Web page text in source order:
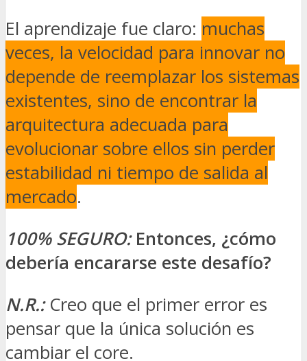
El aprendizaje fue claro: muchas
veces, la velocidad para innovar no
depende de reemplazar los sistemas
existentes, sino de encontrar la
arquitectura adecuada para
evolucionar sobre ellos sin perder
estabilidad ni tiempo de salida al
mercado.
100% SEGURO: Entonces, ¿cómo
debería encararse este desafío?
N.R.: Creo que el primer error es
pensar que la única solución es
cambiar el core.